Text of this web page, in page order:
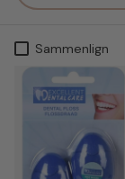
Sammenlign